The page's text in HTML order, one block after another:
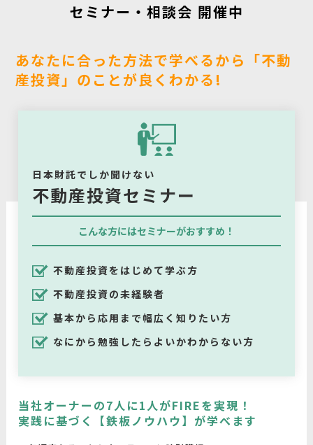
セミナー・相談会 開催中
あなたに合った方法で学べるから「不動
産投資」のことが良くわかる!
日本財託でしか聞けない
不動産投資セミナー
こんな方にはセミナーがおすすめ！
不動産投資をはじめて学ぶ方
不動産投資の未経験者
基本から応用まで幅広く知りたい方
なにから勉強したらよいかわからない方
当社オーナーの7人に1人がFIREを実現！
実践に基づく【鉄板ノウハウ】が学べます